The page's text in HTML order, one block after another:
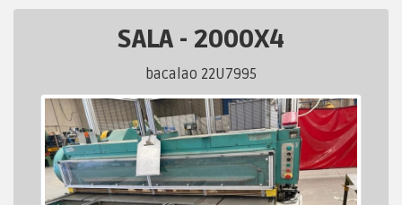
SALA - 2000X4
bacalao 22U7995